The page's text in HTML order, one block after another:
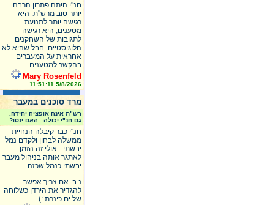
חנ"י היתה פתרון הרבה
יותר טוב מרש"ת. היא
רגישה יותר לתנועת
מטענים, היא רגישה
לתגובות של השחקנים
הלוגיסטיים. חבל שהיא לא
אחראית על המעברים
בהקשר למטענים.
Mary Rosenfeld
5/8/2026 11:51:11
מרד סוכנים במעבר
רש"ת אינה אופציה יחידה.
גם חנ"י יכולה...האם ינסו?
חנ"י כבר קיבלה הנחיית
ממשלה לבחון ולקדם נמל
יבשתי - אולי זה הזמן
לאתגר אותה בניהול מעבר
יבשתי כנמל שכזה.
נ.ב. אם צריך אפשר
להגדיר את הירדן כשלוחה
של ים כינרת :)